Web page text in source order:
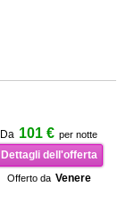
Da 101 € per notte
Dettagli dell'offerta
Offerto da Venere